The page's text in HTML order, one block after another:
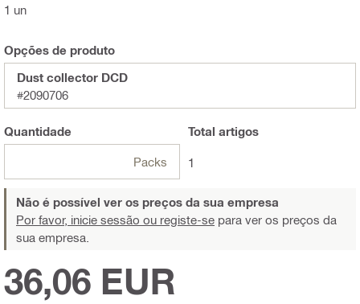
1 un
Opções de produto
Dust collector DCD
#2090706
Quantidade
Packs
Total artigos
1
Não é possível ver os preços da sua empresa
Por favor, inicie sessão ou registe-se para ver os preços da
sua empresa.
36,06 EUR